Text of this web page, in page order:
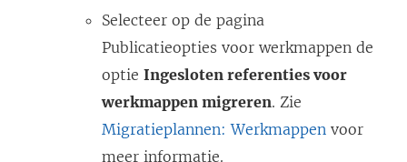
Selecteer op de pagina
Publicatieopties voor werkmappen de
optie Ingesloten referenties voor
werkmappen migreren. Zie
Migratieplannen: Werkmappen voor
meer informatie.